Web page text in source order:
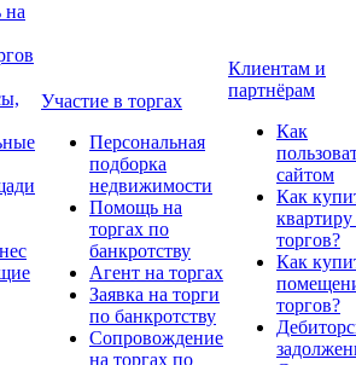
на
Участие в торгах
Персональная
подборка
недвижимости
Помощь на
торгах по
банкротству
Агент на торгах
Заявка на торги
по банкротству
Сопровождение
на торгах по
Клиентам и
партнёрам
Как
сайтом
Как
квартиру
торгов?
Как
торгов?